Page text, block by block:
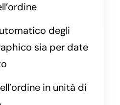
degli
sia per date
in unità di